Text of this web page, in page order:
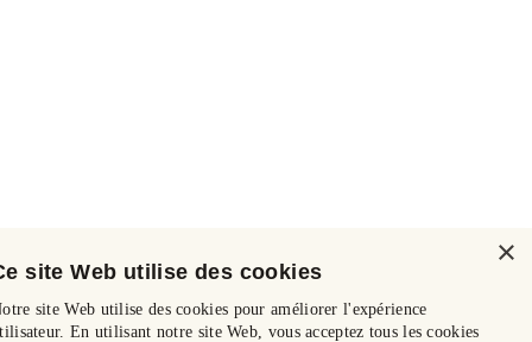
×
site Web utilise des cookies
site Web utilise des cookies pour améliorer l'expérience
En utilisant notre site Web, vous acceptez tous les cookies